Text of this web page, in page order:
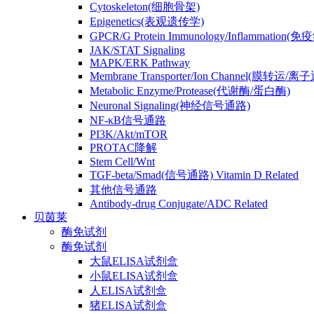
Cytoskeleton(细胞骨架)
Epigenetics(表观遗传学)
GPCR/G Protein Immunology/Inflammation(免
JAK/STAT Signaling
MAPK/ERK Pathway
Membrane Transporter/Ion Channel(膜转运/离
Metabolic Enzyme/Protease(代谢酶/蛋白酶)
Neuronal Signaling(神经信号通路)
NF-κB信号通路
PI3K/Akt/mTOR
PROTAC降解
Stem Cell/Wnt
TGF-beta/Smad(信号通路) Vitamin D Related
其他信号通路
Antibody-drug Conjugate/ADC Related
贝茵莱
酶免试剂
酶免试剂
大鼠ELISA试剂盒
小鼠ELISA试剂盒
人ELISA试剂盒
猪ELISA试剂盒